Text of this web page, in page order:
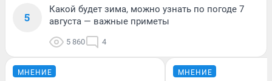
5
Какой будет зима, можно узнать по погоде 7
августа — важные приметы
5 860 4
МНЕНИЕ МНЕНИЕ